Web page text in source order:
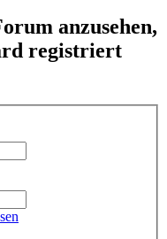
anzusehen,
registriert